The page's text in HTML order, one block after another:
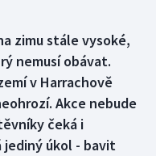
zimu stále vysoké,
nemusí obávat.
v Harrachově
Akce nebude
čeká i
jediný úkol - bavit